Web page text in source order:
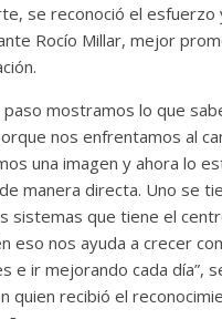
se reconoció el esfuerzo
Rocío Millar, mejor
paso mostramos lo que
nos enfrentamos al
una imagen y ahora lo
manera directa. Uno se
sistemas que tiene el
eso nos ayuda a crecer
e ir mejorando cada día”,
quien recibió el